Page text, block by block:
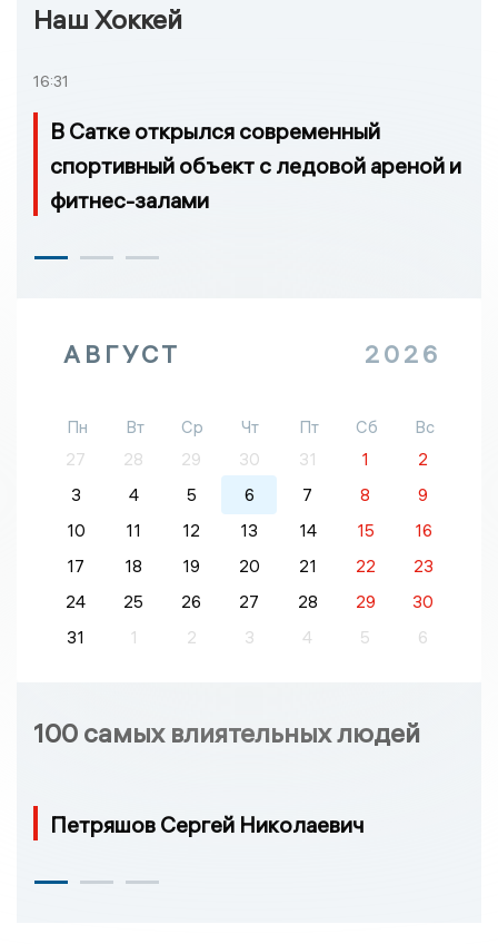
Наш Хоккей
16:31
В Сатке открылся современный
спортивный объект с ледовой ареной и
фитнес-залами
АВГУСТ 2026
Пн Вт Ср Чт Пт Сб
Вс
27
28 29 30 31 1
2
3
4 5 6 7 8
9
10
11 12 13 14 15
16
17
18 19 20 21 22
23
24
25 26 27 28 29
30
31
1 2 3 4 5 6
100 самых влиятельных людей
Петряшов Сергей Николаевич